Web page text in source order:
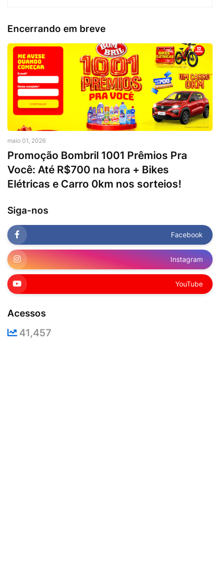
Encerrando em breve
maio 01, 2026
Promoção Bombril 1001 Prêmios Pra
Você: Até R$700 na hora + Bikes
Elétricas e Carro 0km nos sorteios!
Siga-nos
Facebook
Instagram
YouTube
Acessos
41,457